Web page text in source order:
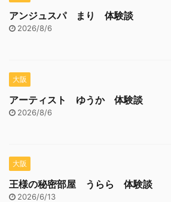
アンジュスパ まり 体験談
2026/8/6
大阪
アーティスト ゆうか 体験談
2026/8/6
大阪
王様の秘密部屋 うらら 体験談
2026/6/13